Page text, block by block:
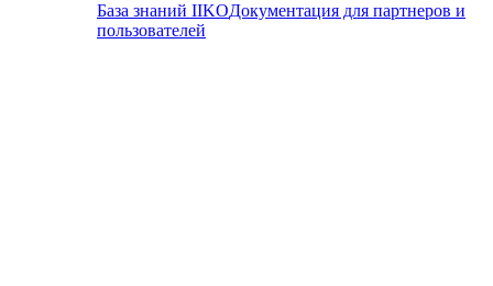
База знаний IIKOДокументация для партнеров и
пользователей